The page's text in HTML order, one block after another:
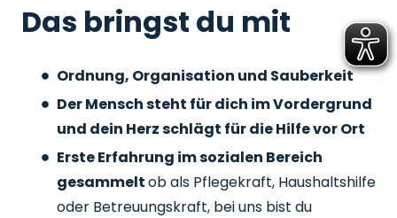
Das bringst du mit
Ordnung, Organisation und Sauberkeit
Der Mensch steht für dich im Vordergrund
und dein Herz schlägt für die Hilfe vor Ort
Erste Erfahrung im sozialen Bereich
gesammeltob als Pflegekraft, Haushaltshilfe
oder Betreuungskraft, bei uns bist du